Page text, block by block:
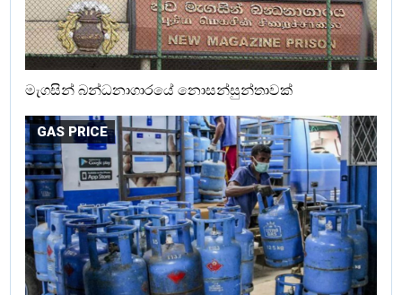
මැගසින් බන්ධනාගාරයේ නොසන්සුන්තාවක්
GAS PRICE